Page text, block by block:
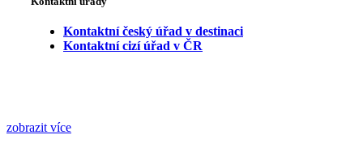
Kontaktní český úřad v destinaci
Kontaktní cizí úřad v ČR
zobrazit více